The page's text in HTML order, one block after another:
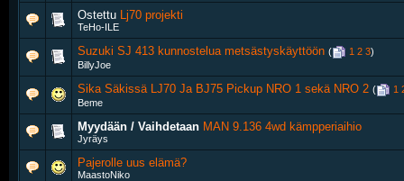
Ostettu Lj70 projekti
TeHo-ILE
Suzuki SJ 413 kunnostelua metsästyskäyttöön ( 1 2 3)
BillyJoe
Sika Säkissä LJ70 Ja BJ75 Pickup NRO 1 sekä NRO 2 ( 1
Beme
Myydään / Vaihdetaan MAN 9.136 4wd kämpperiaihio
Jyräys
Pajerolle uus elämä?
MaastoNiko